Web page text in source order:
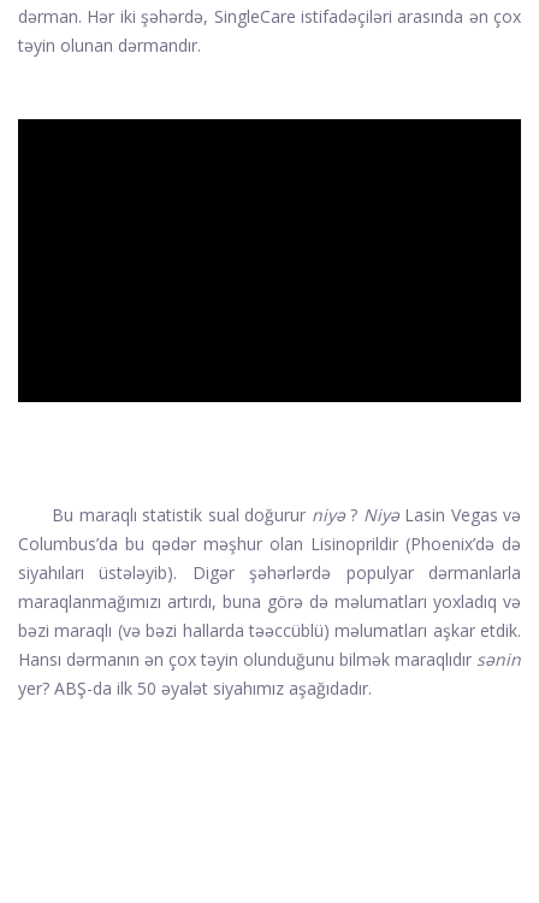
dərman. Hər iki şəhərdə, SingleCare istifadəçiləri arasında ən çox
təyin olunan dərmandır.
Bu maraqlı statistik sual doğurur niyə ? Niyə Lasin Vegas və
Columbus’da bu qədər məşhur olan Lisinoprildir (Phoenix’də də
siyahıları üstələyib). Digər şəhərlərdə populyar dərmanlarla
maraqlanmağımızı artırdı, buna görə də məlumatları yoxladıq və
bəzi maraqlı (və bəzi hallarda təəccüblü) məlumatları aşkar etdik.
Hansı dərmanın ən çox təyin olunduğunu bilmək maraqlıdır sənin
yer? ABŞ-da ilk 50 əyalət siyahımız aşağıdadır.